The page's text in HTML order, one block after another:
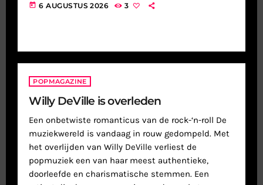
today 6 AUGUSTUS 2026 3
POPMAGAZINE
Willy DeVille is overleden
Een onbetwiste romanticus van de rock-‘n-roll De
muziekwereld is vandaag in rouw gedompeld. Met
het overlijden van Willy DeVille verliest de
popmuziek een van haar meest authentieke,
doorleefde en charismatische stemmen. Een